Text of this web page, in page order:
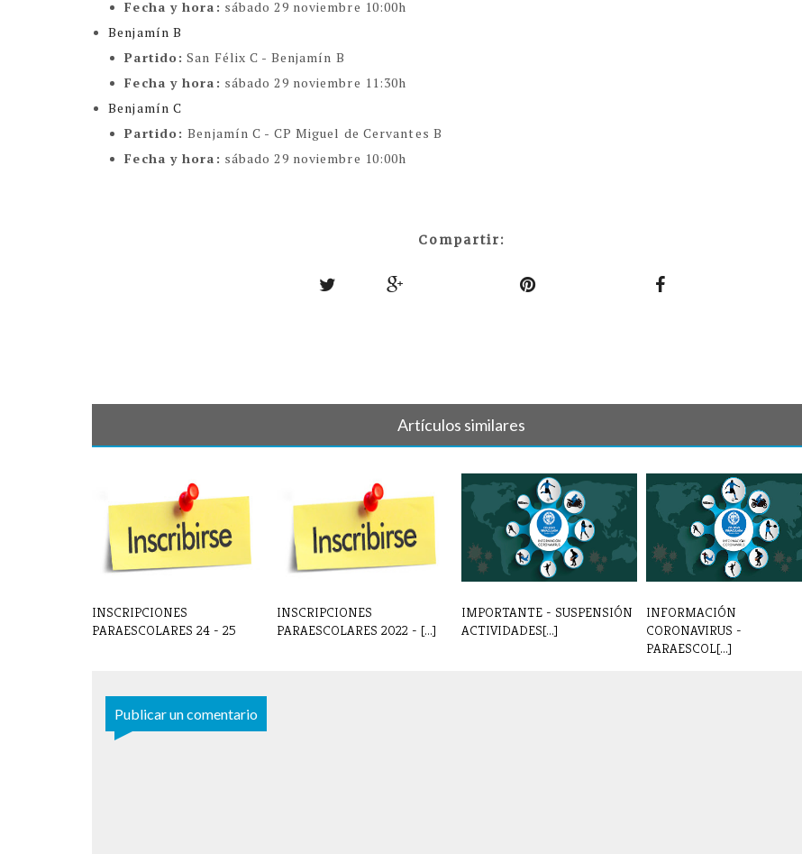
Fecha y hora: sábado 29 noviembre 10:00h
Benjamín B
Partido: San Félix C - Benjamín B
Fecha y hora: sábado 29 noviembre 11:30h
Benjamín C
Partido:Benjamín C - CP Miguel de Cervantes B
Fecha y hora: sábado 29 noviembre 10:00h
Compartir:
Artículos similares
INSCRIPCIONES
PARAESCOLARES 24 - 25
INSCRIPCIONES
PARAESCOLARES 2022 - [...]
IMPORTANTE - SUSPENSIÓN
ACTIVIDADES[...]
INFORMACIÓN
CORONAVIRUS -
PARAESCOL[...]
Publicar un comentario